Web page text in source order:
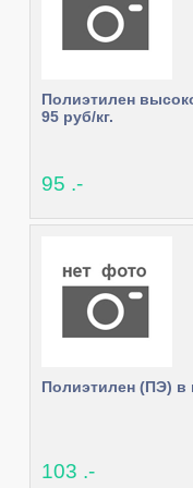
Полиэтилен
95 руб/кг.
95 .-
Полиэтилен (ПЭ) в
103 .-